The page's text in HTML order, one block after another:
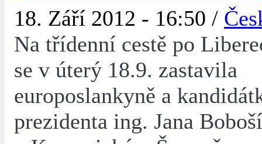
18. Září 2012 - 16:50 /
Na třídenní cestě po
se v úterý 18.9. zastavila
europoslankyně a
prezidenta ing. Jana